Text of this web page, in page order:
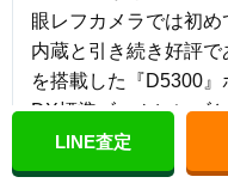
眼レフカメラでは初
内蔵と引き続き好評
を搭載した『D5300』
DX標準ズームレンズ
なったモデルです。
LINE査定